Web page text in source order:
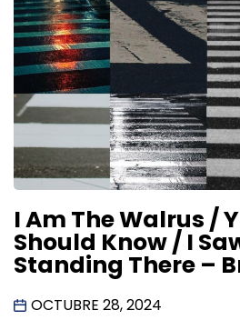
I Am The Walrus /
Should Know / I
Standing There –
OCTUBRE 28, 2024